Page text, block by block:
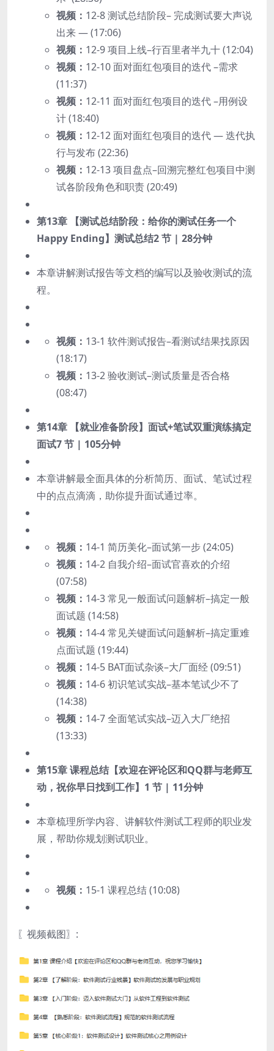
视频： 12-8 测试总结阶段– 完成测试要大声说
出来 — (17:06)
视频： 12-9 项目上线–行百里者半九十 (12:04)
视频： 12-10 面对面红包项目的迭代 –需求
(11:37)
视频： 12-11 面对面红包项目的迭代 –用例设
计 (18:40)
视频： 12-12 面对面红包项目的迭代 — 迭代执
行与发布 (22:36)
视频： 12-13 项目盘点–回溯完整红包项目中测
试各阶段角色和职责 (20:49)
第13章 【测试总结阶段：给你的测试任务一个
Happy Ending】测试总结2 节 | 28分钟
本章讲解测试报告等文档的编写以及验收测试的流
程。
视频： 13-1 软件测试报告–看测试结果找原因
(18:17)
视频： 13-2 验收测试–测试质量是否合格
(08:47)
第14章 【就业准备阶段】面试+笔试双重演练搞定
面试7 节 | 105分钟
本章讲解最全面具体的分析简历、面试、笔试过程
中的点点滴滴，助你提升面试通过率。
视频： 14-1 简历美化–面试第一步 (24:05)
视频： 14-2 自我介绍–面试官喜欢的介绍
(07:58)
视频： 14-3 常见一般面试问题解析–搞定一般
面试题 (14:58)
视频： 14-4 常见关键面试问题解析–搞定重难
点面试题 (19:44)
视频： 14-5 BAT面试杂谈–大厂面经 (09:51)
视频： 14-6 初识笔试实战–基本笔试少不了
(14:38)
视频： 14-7 全面笔试实战–迈入大厂绝招
(13:33)
第15章 课程总结【欢迎在评论区和QQ群与老师互
动，祝你早日找到工作】 1 节 | 11分钟
本章梳理所学内容、讲解软件测试工程师的职业发
展，帮助你规划测试职业。
视频： 15-1 课程总结 (10:08)
〖视频截图〗: